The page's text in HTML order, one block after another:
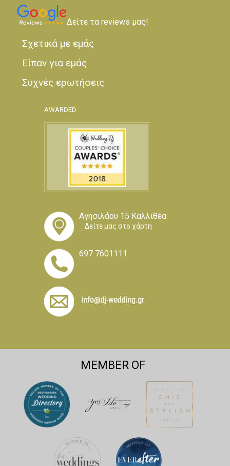
Δείτε τα reviews μας!
Σχετικά με εμάς
Είπαν για εμάς
Συχνές ερωτήσεις
AWARDED
Αγησιλάου 15 Καλλιθέα
Δείτε μας στο χάρτη
697 7601111
MEMBER OF